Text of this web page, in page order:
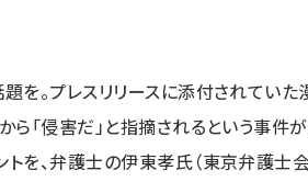
を。プレスリリースに添付されてい
ら「侵害だ」と指摘されるという事件
を、弁護士の伊東孝氏（東京弁護士